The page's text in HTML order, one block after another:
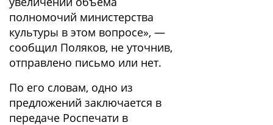
полномочий министерства
культуры в этом вопросе», —
сообщил Поляков, не уточнив,
отправлено письмо или нет.
По его словам, одно из
предложений заключается в
передаче Роспечати в